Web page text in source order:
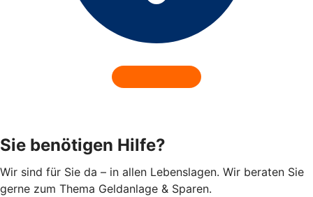
Sie benötigen Hilfe?
Wir sind für Sie da – in allen Lebenslagen. Wir beraten Sie
gerne zum Thema Geldanlage & Sparen.